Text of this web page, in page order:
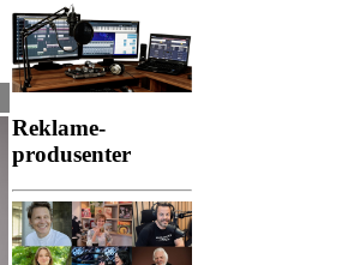
Reklame-
produsenter